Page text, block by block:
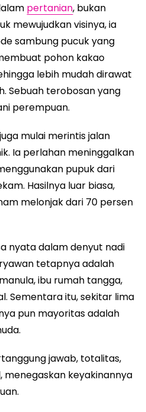
pertanian, bukan
mewujudkan visinya, ia
sambung pucuk yang
pohon kakao
lebih mudah dirawat
Sebuah terobosan yang
perempuan.
mulai merintis jalan
Ia perlahan meninggalkan
pupuk dari
Hasilnya luar biasa,
melonjak dari 70 persen
nyata dalam denyut nadi
tetapnya adalah
ibu rumah tangga,
Sementara itu, sekitar lima
pun mayoritas adalah
jawab, totalitas,
menegaskan keyakinannya